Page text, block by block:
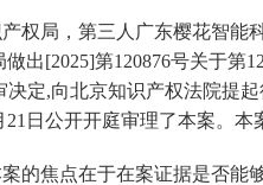
权局，第三人广东樱花智能
出[2025]第120876号关于第
决定,向北京知识产权法院提
日公开开庭审理了本案。本
的焦点在于在案证据是否能